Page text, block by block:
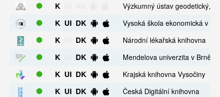
K Výzkumný ústav geodetický,
K UI DK Vysoká škola ekonomická v
K DK Národní lékařská knihovna
K DK Mendelova univerzita v Brně
K UI DK Krajská knihovna Vysočiny
K UI DK Česká Digitální knihovna